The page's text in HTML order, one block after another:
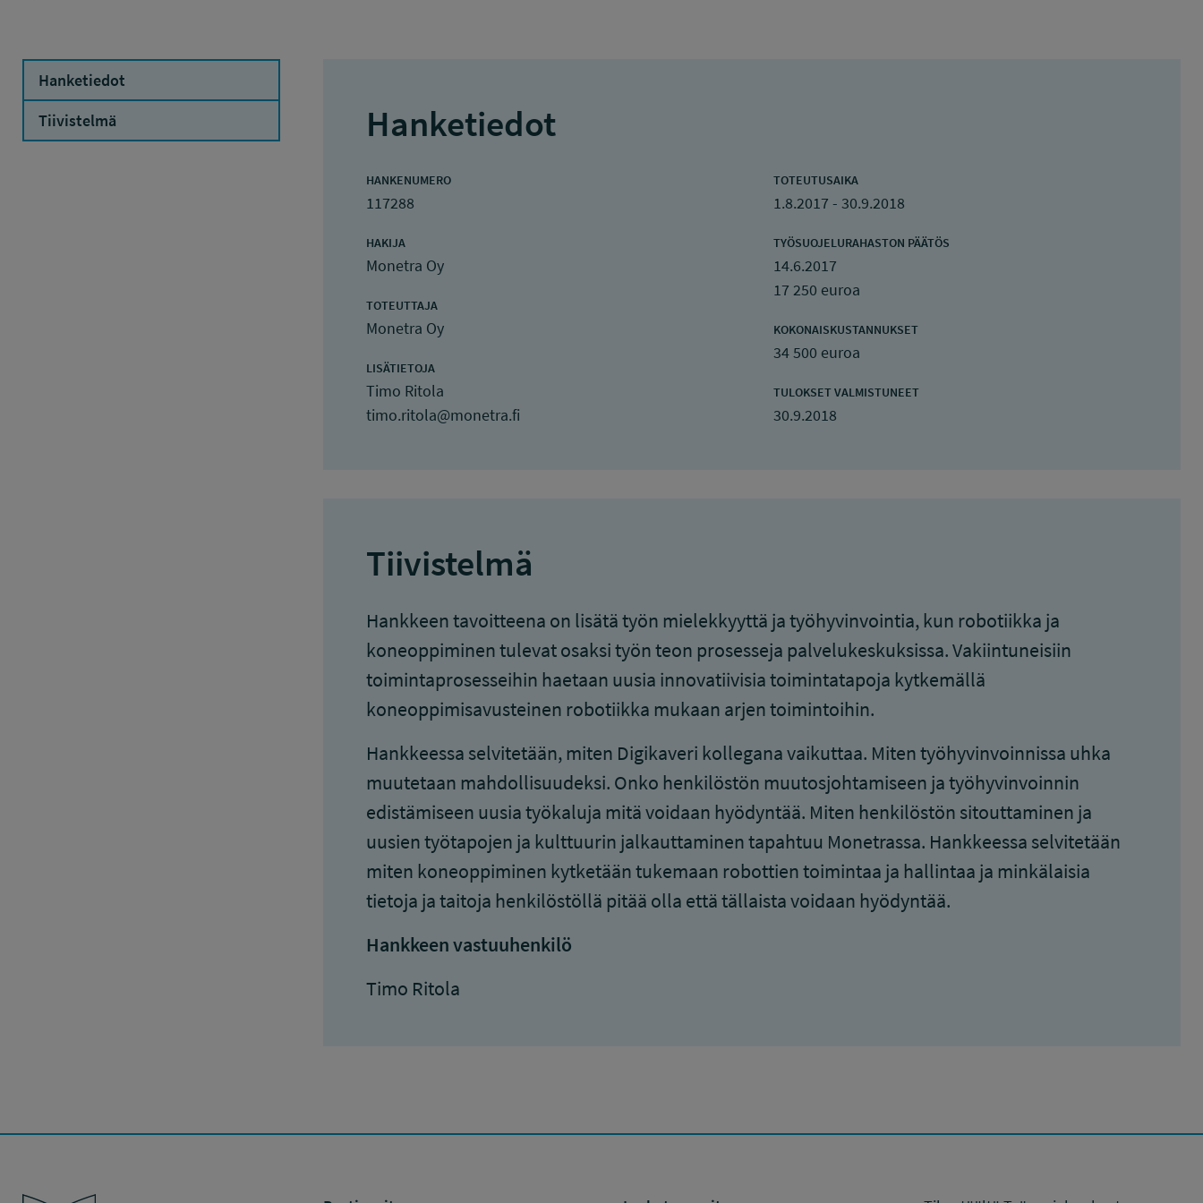
Hanketiedot
Tiivistelmä
Hanketiedot
HANKENUMERO
117288
HAKIJA
Monetra Oy
TOTEUTTAJA
Monetra Oy
LISÄTIETOJA
Timo Ritola
timo.ritola@monetra.fi
TOTEUTUSAIKA
1.8.2017 - 30.9.2018
TYÖSUOJELURAHASTON PÄÄTÖS
14.6.2017
17 250 euroa
KOKONAISKUSTANNUKSET
34 500 euroa
TULOKSET VALMISTUNEET
30.9.2018
Tiivistelmä
Hankkeen tavoitteena on lisätä työn mielekkyyttä ja työhyvinvointia, kun robotiikka ja
koneoppiminen tulevat osaksi työn teon prosesseja palvelukeskuksissa. Vakiintuneisiin
toimintaprosesseihin haetaan uusia innovatiivisia toimintatapoja kytkemällä
koneoppimisavusteinen robotiikka mukaan arjen toimintoihin.
Hankkeessa selvitetään, miten Digikaveri kollegana vaikuttaa. Miten työhyvinvoinnissa uhka
muutetaan mahdollisuudeksi. Onko henkilöstön muutosjohtamiseen ja työhyvinvoinnin
edistämiseen uusia työkaluja mitä voidaan hyödyntää. Miten henkilöstön sitouttaminen ja
uusien työtapojen ja kulttuurin jalkauttaminen tapahtuu Monetrassa. Hankkeessa selvitetään
miten koneoppiminen kytketään tukemaan robottien toimintaa ja hallintaa ja minkälaisia
tietoja ja taitoja henkilöstöllä pitää olla että tällaista voidaan hyödyntää.
Hankkeen vastuuhenkilö
Timo Ritola